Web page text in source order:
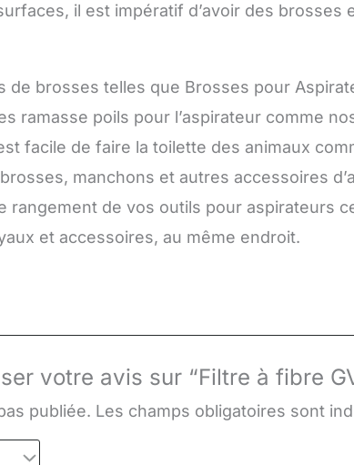
il est impératif d’avoir des
brosses telles que Brosses pour
ramasse poils pour l’aspirateur comme
facile de faire la toilette des animaux
manchons et autres accessoires
rangement de vos outils pour aspirateurs
et accessoires, au même endroit.
votre avis sur “Filtre à fibre
publiée. Les champs obligatoires sont